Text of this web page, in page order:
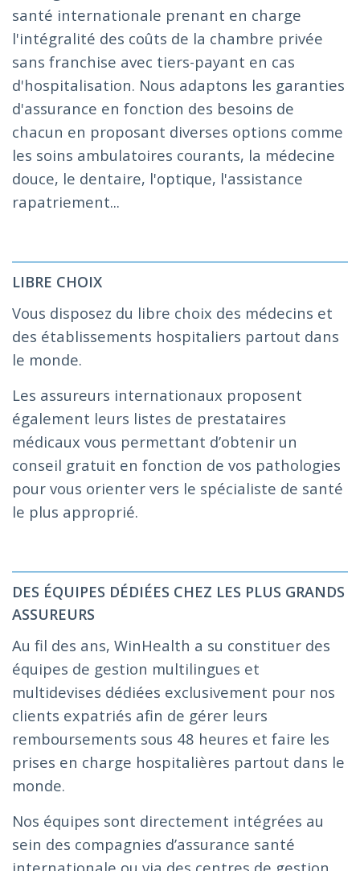
santé internationale prenant en charge
l'intégralité des coûts de la chambre privée
sans franchise avec tiers-payant en cas
d'hospitalisation. Nous adaptons les garanties
d'assurance en fonction des besoins de
chacun en proposant diverses options comme
les soins ambulatoires courants, la médecine
douce, le dentaire, l'optique, l'assistance
rapatriement...
LIBRE CHOIX
Vous disposez du libre choix des médecins et
des établissements hospitaliers partout dans
le monde.
Les assureurs internationaux proposent
également leurs listes de prestataires
médicaux vous permettant d’obtenir un
conseil gratuit en fonction de vos pathologies
pour vous orienter vers le spécialiste de santé
le plus approprié.
DES ÉQUIPES DÉDIÉES CHEZ LES PLUS GRANDS
ASSUREURS
Au fil des ans, WinHealth a su constituer des
équipes de gestion multilingues et
multidevises dédiées exclusivement pour nos
clients expatriés afin de gérer leurs
remboursements sous 48 heures et faire les
prises en charge hospitalières partout dans le
monde.
Nos équipes sont directement intégrées au
sein des compagnies d’assurance santé